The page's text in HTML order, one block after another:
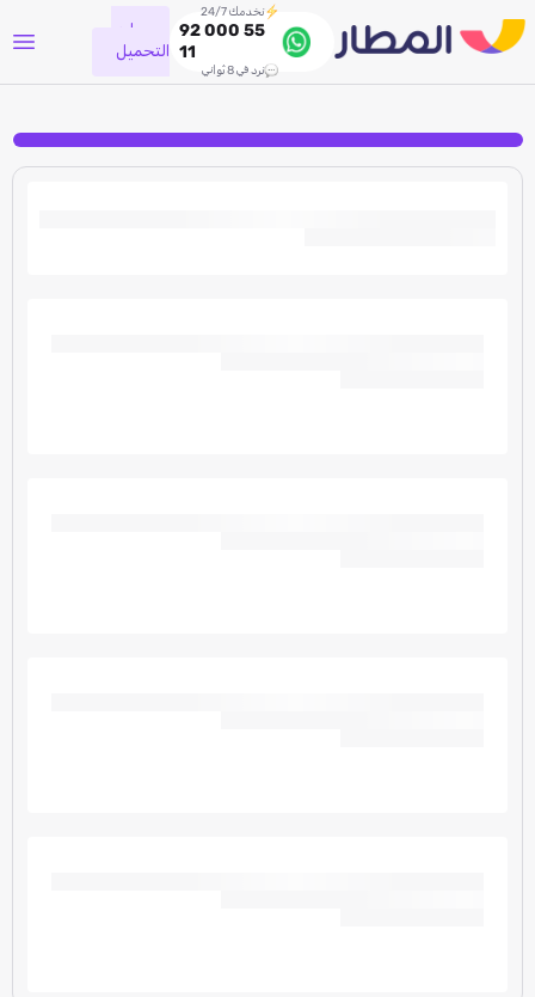
نخدمك 24/7
92 000 55
11
نرد في 8 ثواني
جاري
التحميل